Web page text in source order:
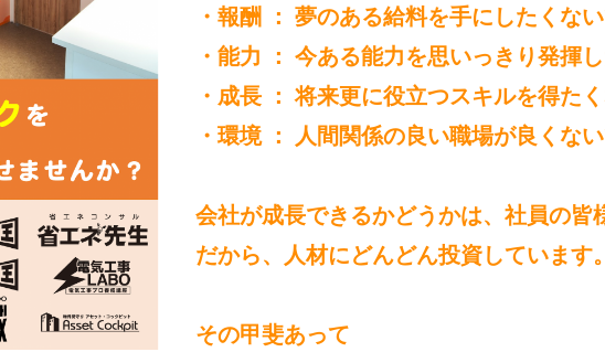
・報酬 ： 夢のある給料を手にしたくな
・能力 ： 今ある能力を思いっきり発揮
・成長 ： 将来更に役立つスキルを得た
・環境 ： 人間関係の良い職場が良くな
会社が成長できるかどうかは、社員の皆
だから、人材にどんどん投資しています。
その甲斐あって